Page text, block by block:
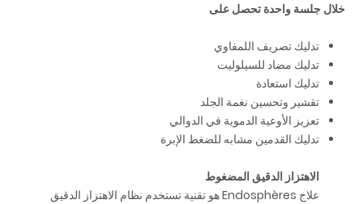
خلال جلسة واحدة تحصل على
تدليك تصريف اللمفاوي
تدليك مضاد للسيلوليت
تدليك استعادة
تقشير وتحسين نغمة الجلد
تعزيز الأوعية الدموية في الدوالي
تدليك القدمين مشابه للضغط الإبرة
الاهتزاز الدقيق المضغوط
علاج Endosphères هو تقنية تستخدم نظام الاهتزاز الدقيق